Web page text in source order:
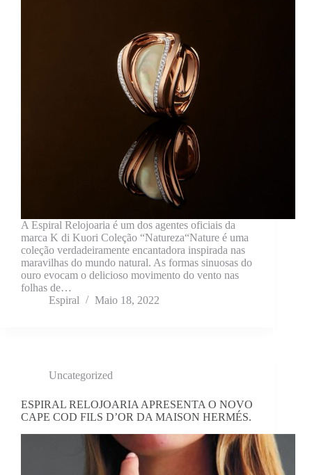
A Espiral Relojoaria é um dos agentes oficiais da
marca K di Kuori Coleção “Natureza“Nature é uma
coleção verdadeiramente encantadora inspirada nas
maravilhas do mundo natural. As formas sinuosas do
ouro evocam o delicioso movimento do vento nas
folhas de…
Espiral
Maio 18, 2022
Uncategorized
ESPIRAL RELOJOARIA APRESENTA O NOVO
CAPE COD FILS D’OR DA MAISON HERMÉS.